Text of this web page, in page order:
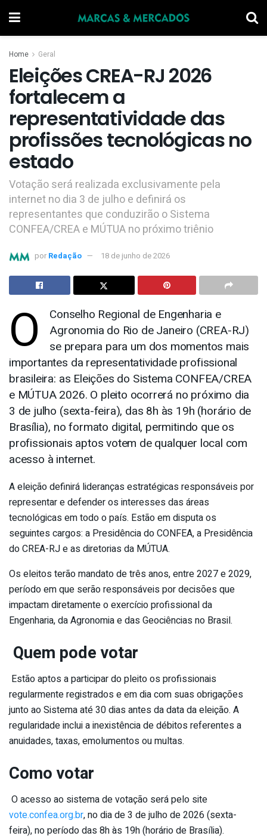
Home Geral
Eleições CREA-RJ 2026
fortalecem a
representatividade das
profissões tecnológicas no
estado
Votação será realizada exclusivamente pela
internet no dia 3 de julho e definirá os
representantes que conduzirão o Sistema
CONFEA/CREA e MÚTUA no próximo triênio
por Redação 18 de junho de 2026
O
Conselho Regional de Engenharia e
Agronomia do Rio de Janeiro (CREA-RJ)
se prepara para um dos momentos mais
importantes da representatividade profissional
brasileira: as Eleições do Sistema CONFEA/CREA
e MÚTUA 2026. O pleito ocorrerá no próximo dia
3 de julho (sexta-feira), das 8h às 19h (horário de
Brasília), no formato digital, permitindo que os
profissionais aptos votem de qualquer local com
acesso à internet.
A eleição definirá lideranças estratégicas responsáveis por
representar e defender os interesses das áreas
tecnológicas em todo o país. Estão em disputa os
seguintes cargos: a Presidência do CONFEA, a Presidência
do CREA-RJ e as diretorias da MÚTUA.
Os eleitos terão mandato de três anos, entre 2027 e 2029,
período em que serão responsáveis por decisões que
impactam diretamente o exercício profissional da
Engenharia, da Agronomia e das Geociências no Brasil.
Quem pode votar
Estão aptos a participar do pleito os profissionais
regularmente registrados e em dia com suas obrigações
junto ao Sistema até 30 dias antes da data da eleição. A
regularidade inclui a inexistência de débitos referentes a
anuidades, taxas, emolumentos ou multas.
Como votar
O acesso ao sistema de votação será pelo site
vote.confea.org.br, no dia de 3 de julho de 2026 (sexta-
feira), no período das 8h às 19h (horário de Brasília).